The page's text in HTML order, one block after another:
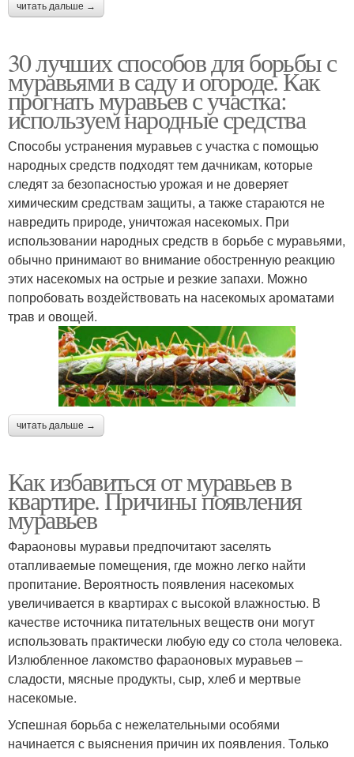
читать дальше →
30 лучших способов для борьбы с
муравьями в саду и огороде. Как
прогнать муравьев с участка:
используем народные средства
Способы устранения муравьев с участка с помощью
народных средств подходят тем дачникам, которые
следят за безопасностью урожая и не доверяет
химическим средствам защиты, а также стараются не
навредить природе, уничтожая насекомых. При
использовании народных средств в борьбе с муравьями,
обычно принимают во внимание обостренную реакцию
этих насекомых на острые и резкие запахи. Можно
попробовать воздействовать на насекомых ароматами
трав и овощей.
читать дальше →
Как избавиться от муравьев в
квартире. Причины появления
муравьев
Фараоновы муравьи предпочитают заселять
отапливаемые помещения, где можно легко найти
пропитание. Вероятность появления насекомых
увеличивается в квартирах с высокой влажностью. В
качестве источника питательных веществ они могут
использовать практически любую еду со стола человека.
Излюбленное лакомство фараоновых муравьев –
сладости, мясные продукты, сыр, хлеб и мертвые
насекомые.
Успешная борьба с нежелательными особями
начинается с выяснения причин их появления. Только